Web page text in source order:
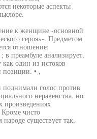
некоторые аспекты
к женщине -основной
героя»-. Предметом
отношение;
преамбуле анализирует,
один из истоков
позиции. • ,
голос против
неравенства, но
произведениях
чисто
существует так,